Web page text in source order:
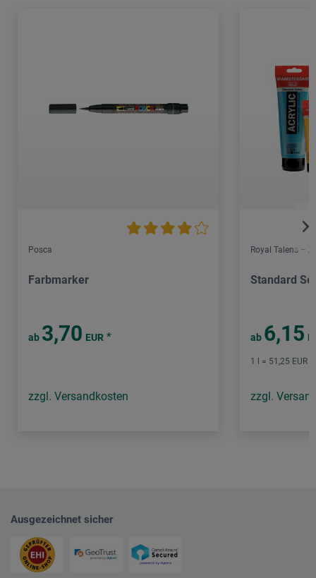
Posca
Farbmarker
ab 3,70 EUR *
zzgl. Versandkosten
Royal Talens –
Standard
ab 6,15
1 l = 51,25 EUR
zzgl.
Ausgezeichnet sicher